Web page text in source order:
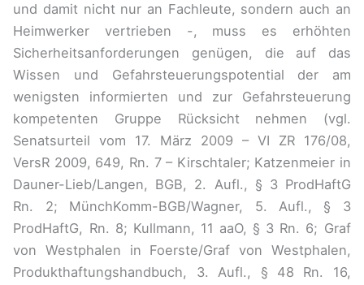
und damit nicht nur an Fachleute, sondern auch an
Heimwerker vertrieben -, muss es erhöhten
Sicherheitsanforderungen genügen, die auf das
Wissen und Gefahrsteuerungspotential der am
wenigsten informierten und zur Gefahrsteuerung
kompetenten Gruppe Rücksicht nehmen (vgl.
Senatsurteil vom 17. März 2009 – VI ZR 176/08,
VersR 2009, 649, Rn. 7 – Kirschtaler; Katzenmeier in
Dauner-Lieb/Langen, BGB, 2. Aufl., § 3 ProdHaftG
Rn. 2; MünchKomm-BGB/Wagner, 5. Aufl., § 3
ProdHaftG, Rn. 8; Kullmann, 11 aaO, § 3 Rn. 6; Graf
von Westphalen in Foerste/Graf von Westphalen,
Produkthaftungshandbuch, 3. Aufl., § 48 Rn. 16,